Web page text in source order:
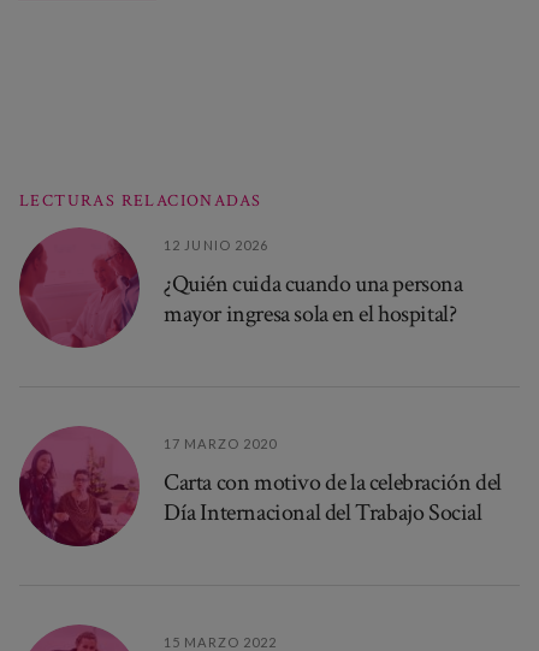
LECTURAS RELACIONADAS
12 JUNIO 2026
¿Quién cuida cuando una persona
mayor ingresa sola en el hospital?
17 MARZO 2020
Carta con motivo de la celebración del
Día Internacional del Trabajo Social
15 MARZO 2022